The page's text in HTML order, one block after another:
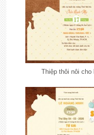
Thiệp thôi nôi cho